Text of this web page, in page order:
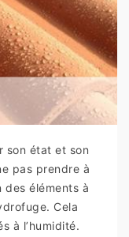
son état et son
pas prendre à
des éléments à
Cela
à l’humidité.